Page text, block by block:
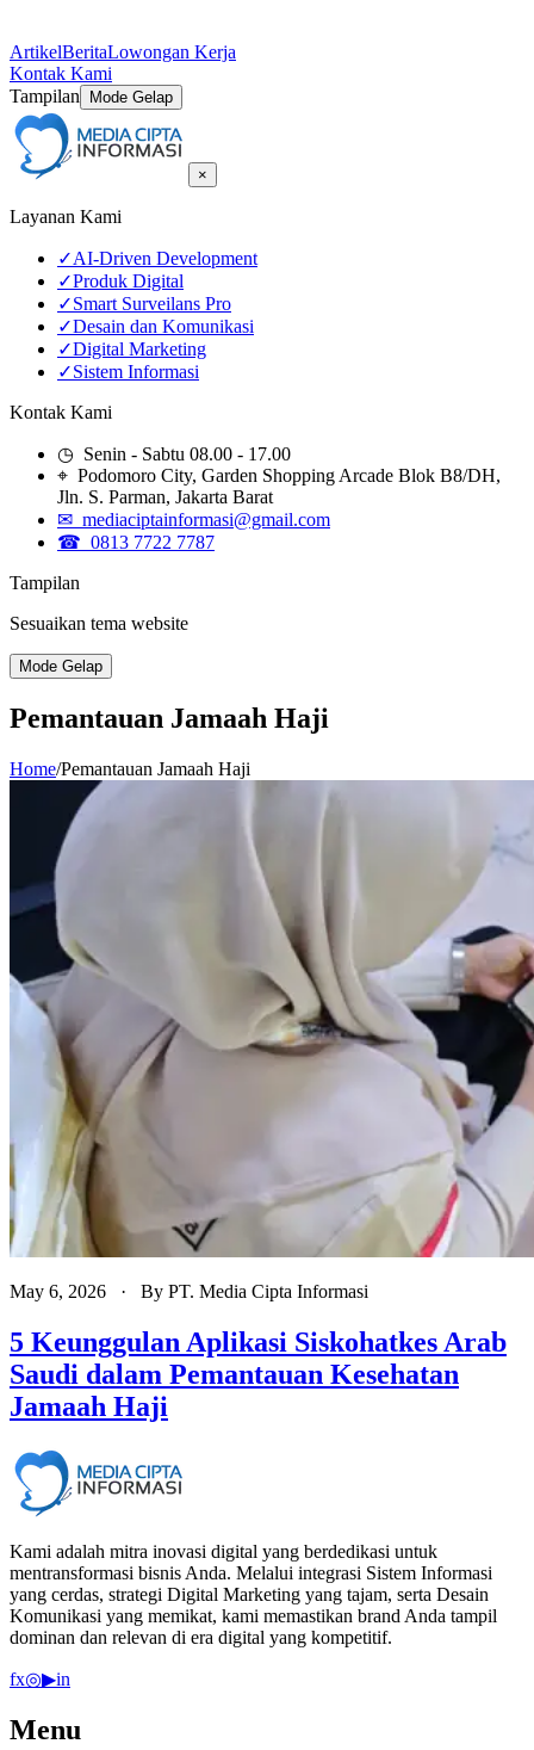
ArtikelBeritaLowongan Kerja
Kontak Kami
Tampilan
Mode Gelap
×
Layanan Kami
✓AI-Driven Development
✓Produk Digital
✓Smart Surveilans Pro
✓Desain dan Komunikasi
✓Digital Marketing
✓Sistem Informasi
Kontak Kami
◷ Senin - Sabtu 08.00 - 17.00
⌖ Podomoro City, Garden Shopping Arcade Blok B8/DH,
Jln. S. Parman, Jakarta Barat
✉ mediaciptainformasi@gmail.com
☎ 0813 7722 7787
Tampilan
Sesuaikan tema website
Mode Gelap
Pemantauan Jamaah Haji
Home/Pemantauan Jamaah Haji
May 6, 2026 · By PT. Media Cipta Informasi
5 Keunggulan Aplikasi Siskohatkes Arab
Saudi dalam Pemantauan Kesehatan
Jamaah Haji
Kami adalah mitra inovasi digital yang berdedikasi untuk
mentransformasi bisnis Anda. Melalui integrasi Sistem Informasi
yang cerdas, strategi Digital Marketing yang tajam, serta Desain
Komunikasi yang memikat, kami memastikan brand Anda tampil
dominan dan relevan di era digital yang kompetitif.
fx◎▶in
Menu